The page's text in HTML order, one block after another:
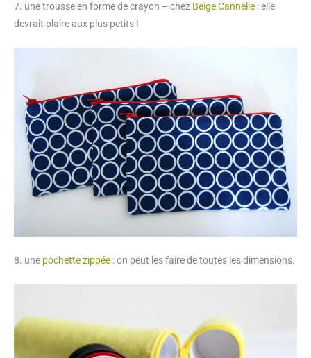
7. une trousse en forme de crayon – chez Beige Cannelle : elle
devrait plaire aux plus petits !
8. une pochette zippée : on peut les faire de toutes les dimensions.